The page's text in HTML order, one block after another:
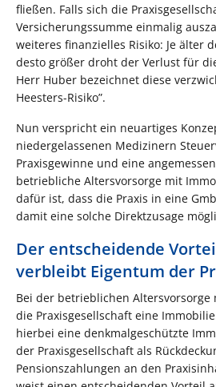
fließen. Falls sich die
Versicherungssumme einmalig
weiteres finanzielles Risiko: Je älter
desto größer droht der Verlust für
Herr Huber bezeichnet diese
Heesters-Risiko”.
Nun verspricht ein neuartiges
niedergelassenen Medizinern
Praxisgewinne und eine
betriebliche Altersvorsorge mit
dafür ist, dass die Praxis in eine
damit eine solche Direktzusage
Der entscheidende
verbleibt Eigentum der
Bei der betrieblichen
die Praxisgesellschaft eine
hierbei eine denkmalgeschützte
der Praxisgesellschaft als
Pensionszahlungen an den